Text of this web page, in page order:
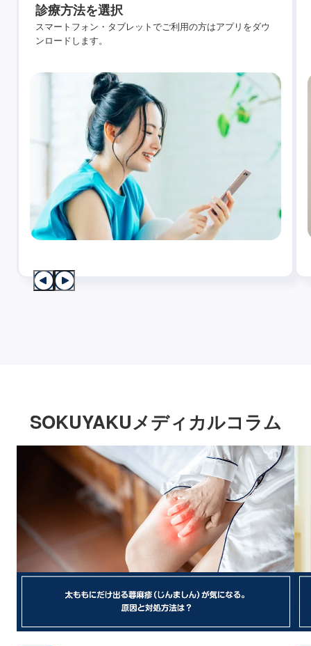
診療方法を選択
スマートフォン・タブレットでご利用の方はアプリをダウ
ンロードします。
SOKUYAKUメディカルコラム